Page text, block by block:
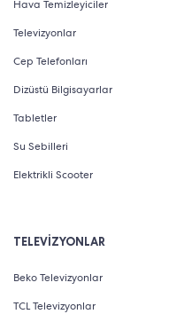
Hava Temizleyiciler
Televizyonlar
Cep Telefonları
Dizüstü Bilgisayarlar
Tabletler
Su Sebilleri
Elektrikli Scooter
TELEVİZYONLAR
Beko Televizyonlar
TCL Televizyonlar